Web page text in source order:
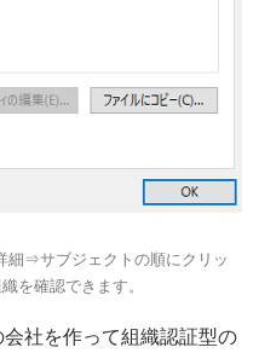
⇒サブジェクトの順にクリッ
を確認できます。
社を作って組織認証型の